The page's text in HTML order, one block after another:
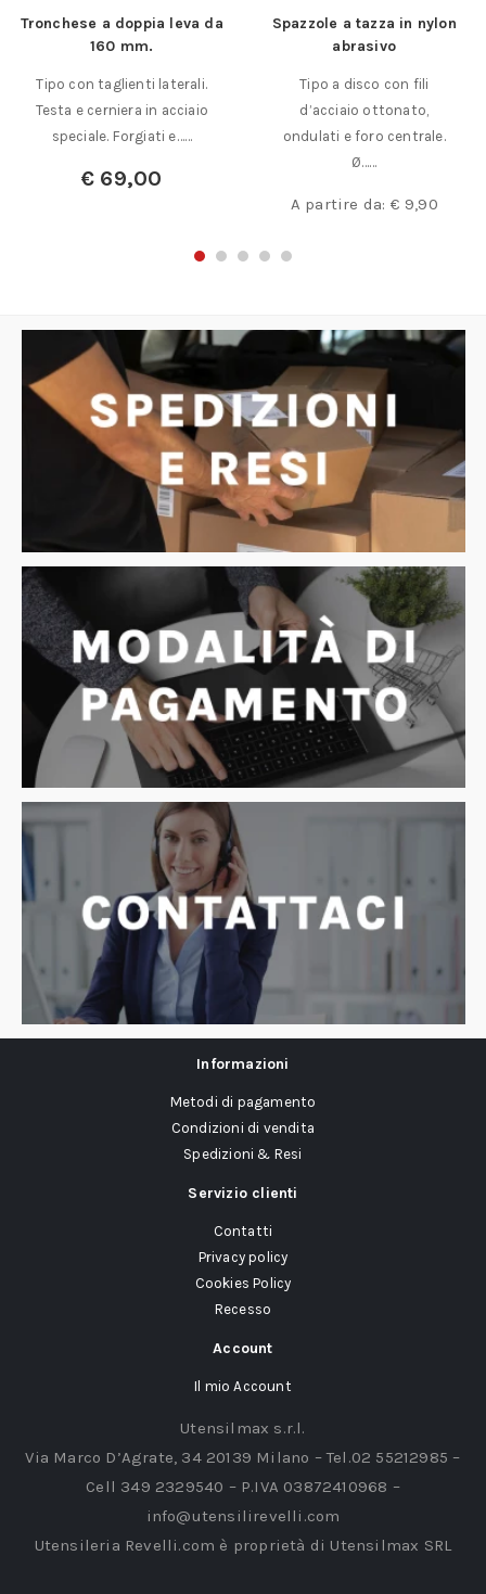
Tronchese a doppia leva da
160 mm.
Tipo con taglienti laterali.
Testa e cerniera in acciaio
speciale. Forgiati e……
€ 69,00
Spazzole a tazza in nylon
abrasivo
Tipo a disco con fili
d’acciaio ottonato,
ondulati e foro centrale.
Ø……
A partire da: € 9,90
Informazioni
Metodi di pagamento
Condizioni di vendita
Spedizioni & Resi
Servizio clienti
Contatti
Privacy policy
Cookies Policy
Recesso
Account
Il mio Account
Utensilmax s.r.l.
Via Marco D’Agrate, 34 20139 Milano – Tel.02 55212985 –
Cell 349 2329540 – P.IVA 03872410968 –
info@utensilirevelli.com
Utensileria Revelli.com è proprietà di Utensilmax SRL